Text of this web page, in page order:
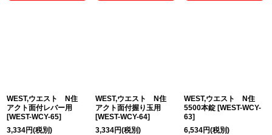
WEST,ウエスト N住
アクト面付レバー用
[WEST-WCY-65]
3,334円(税別)
WEST,ウエスト N住
アクト面付握り玉用
[WEST-WCY-64]
3,334円(税別)
WEST,ウエスト N住
5500本錠 [WEST-WCY-
63]
6,534円(税別)